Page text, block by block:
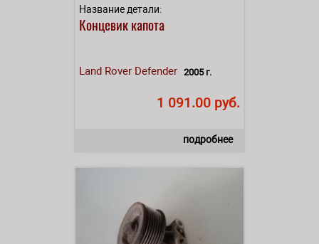
Название детали:
Концевик капота
Land Rover Defender 2005 г.
1 091.00 руб.
подробнее